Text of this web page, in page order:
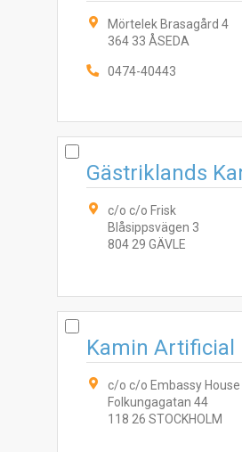
Mörtelek Brasagård 4
364 33 ÅSEDA
0474-40443
Gästriklands
c/o c/o Frisk
Blåsippsvägen 3
804 29 GÄVLE
Kamin Artificial
c/o c/o Embassy House
Folkungagatan 44
118 26 STOCKHOLM